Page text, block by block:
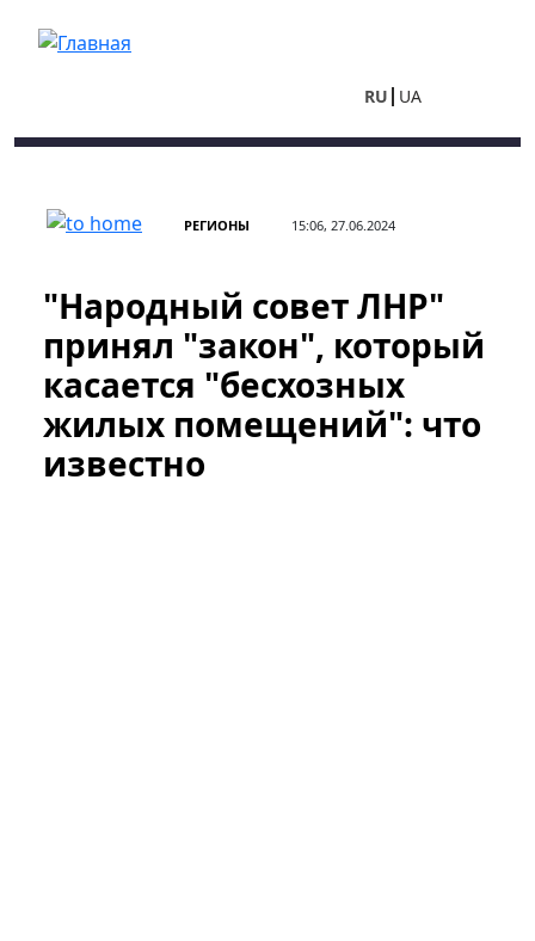
RU UA
РЕГИОНЫ 15:06, 27.06.2024
"Народный совет ЛНР"
принял "закон", который
касается "бесхозных
жилых помещений": что
известно